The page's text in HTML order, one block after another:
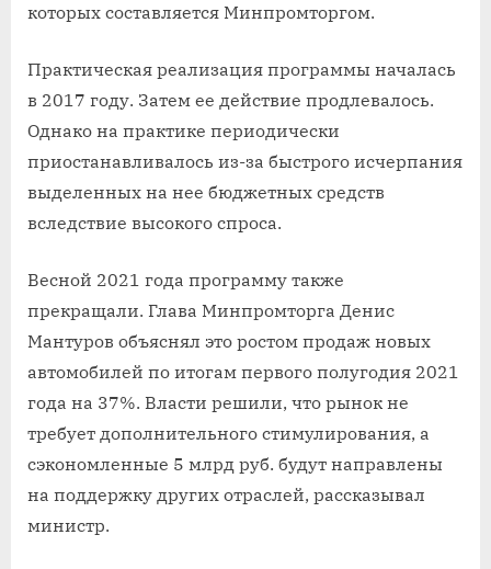
которых составляется Минпромторгом.
Практическая реализация программы началась
в 2017 году. Затем ее действие продлевалось.
Однако на практике периодически
приостанавливалось из-за быстрого исчерпания
выделенных на нее бюджетных средств
вследствие высокого спроса.
Весной 2021 года программу также
прекращали. Глава Минпромторга Денис
Мантуров объяснял это ростом продаж новых
автомобилей по итогам первого полугодия 2021
года на 37%. Власти решили, что рынок не
требует дополнительного стимулирования, а
сэкономленные 5 млрд руб. будут направлены
на поддержку других отраслей, рассказывал
министр.